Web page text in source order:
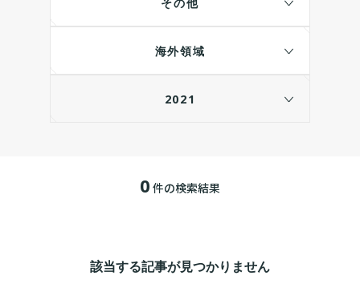
海外領域
2021
0 件の検索結果
該当する記事が見つかりません